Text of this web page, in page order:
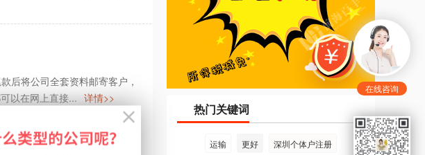
后将公司全套资料邮寄客户，
以在网上直接... 详情>>
2020-05-07
热门关键词
运输 更好
深圳个体户注册
在线咨询